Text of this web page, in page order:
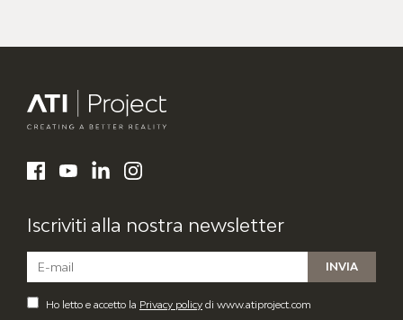
Facebook
YouTubeLinkedInInstagram
Iscriviti alla nostra newsletter
Ho letto e accetto la Privacy policy di www.atiproject.com